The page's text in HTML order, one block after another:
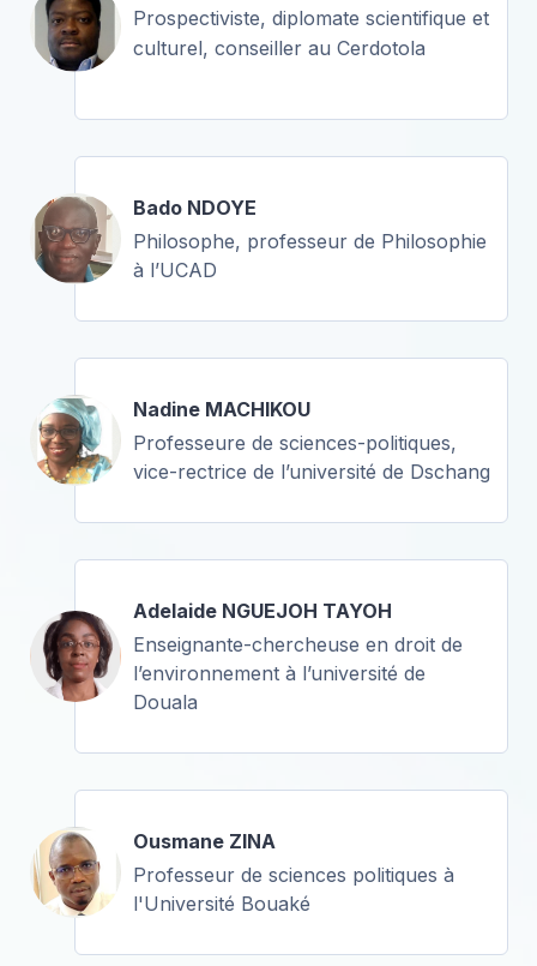
Prospectiviste, diplomate scientifique et
culturel, conseiller au Cerdotola
Bado NDOYE
Philosophe, professeur de Philosophie
à l’UCAD
Nadine MACHIKOU
Professeure de sciences-politiques,
vice-rectrice de l’université de Dschang
Adelaide NGUEJOH TAYOH
Enseignante-chercheuse en droit de
l’environnement à l’université de
Douala
Ousmane ZINA
Professeur de sciences politiques à
l'Université Bouaké